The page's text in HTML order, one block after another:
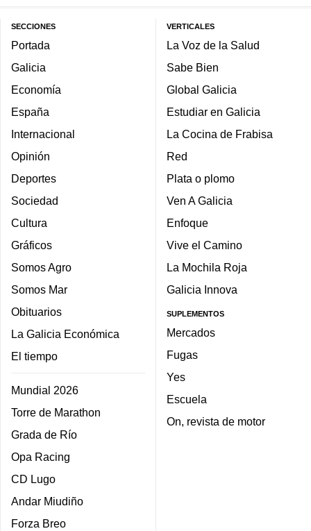
SECCIONES
Portada
Galicia
Economía
España
Internacional
Opinión
Deportes
Sociedad
Cultura
Gráficos
Somos Agro
Somos Mar
Obituarios
La Galicia Económica
El tiempo
Mundial 2026
Torre de Marathon
Grada de Río
Opa Racing
CD Lugo
Andar Miudiño
Forza Breo
VERTICALES
La Voz de la Salud
Sabe Bien
Global Galicia
Estudiar en Galicia
La Cocina de Frabisa
Red
Plata o plomo
Ven A Galicia
Enfoque
Vive el Camino
La Mochila Roja
Galicia Innova
SUPLEMENTOS
Mercados
Fugas
Yes
Escuela
On, revista de motor